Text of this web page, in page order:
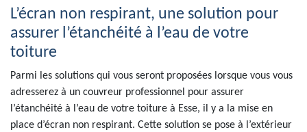
L’écran non respirant, une solution pour
assurer l’étanchéité à l’eau de votre
toiture
Parmi les solutions qui vous seront proposées lorsque vous vous
adresserez à un couvreur professionnel pour assurer
l’étanchéité à l’eau de votre toiture à Esse, il y a la mise en
place d’écran non respirant. Cette solution se pose à l’extérieur